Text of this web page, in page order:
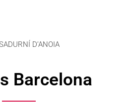
D’ANOIA
Barcelona